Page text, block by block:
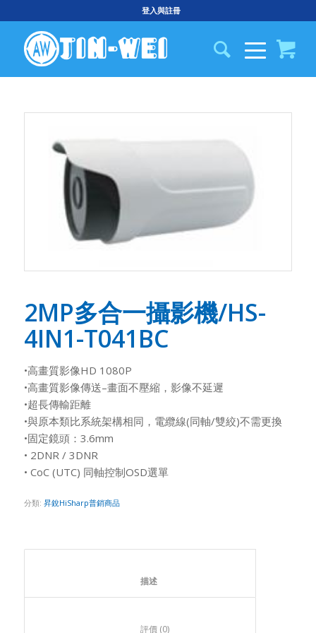
登入與註冊
2MP多合一攝影機/HS-
4IN1-T041BC
•高畫質影像HD 1080P
•高畫質影像傳送–畫面不壓縮，影像不延遲
•超長傳輸距離
•與原本類比系統架構相同，電纜線(同軸/雙絞)不需更換
•固定鏡頭：3.6mm
• 2DNR / 3DNR
• CoC (UTC) 同軸控制OSD選單
分類: 昇銳HiSharp普銷商品
						描述
						評價 (0)